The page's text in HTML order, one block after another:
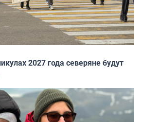
2027 года северяне будут